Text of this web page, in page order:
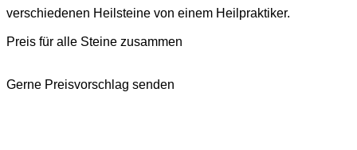
verschiedenen Heilsteine von einem Heilpraktiker.
Preis für alle Steine zusammen
Gerne Preisvorschlag senden